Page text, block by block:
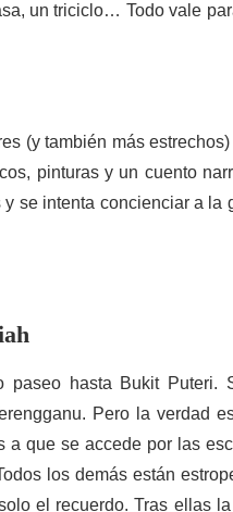
un triciclo… Todo vale
(y también más
pinturas y un cuento
se intenta concienciar a
paseo hasta Bukit
Pero la verdad
a que se accede por las
los demás están
el recuerdo. Tras ellas